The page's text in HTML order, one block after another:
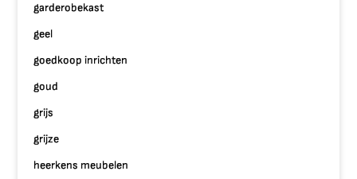
garderobekast
geel
goedkoop inrichten
goud
grijs
grijze
heerkens meubelen